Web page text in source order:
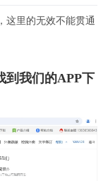
这里的无效不能贯通
到我们的APP下